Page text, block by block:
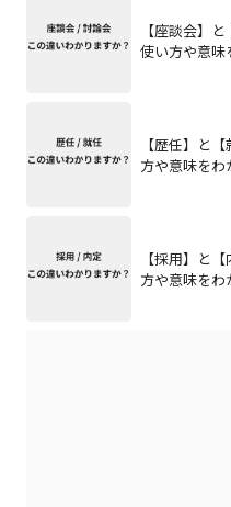
【座談会】
使い方や意味
【歴任】と
方や意味を
【採用】と
方や意味を